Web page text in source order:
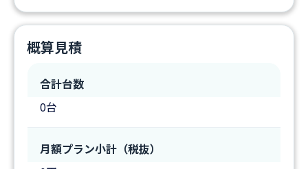
概算見積
合計台数
0台
月額プラン小計（税抜）